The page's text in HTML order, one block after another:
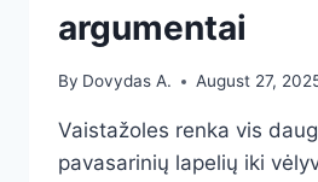
argumentai
By Dovydas A. August 27,
Vaistažoles renka vis
pavasarinių lapelių iki